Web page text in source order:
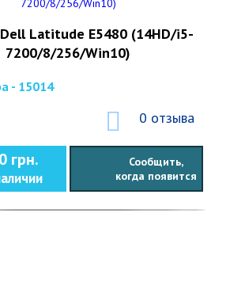
Latitude E5480 (14HD/i5-
7200/8/256/Win10)
- 15014
0 отзыва
грн.
Сообщить,
когда появится